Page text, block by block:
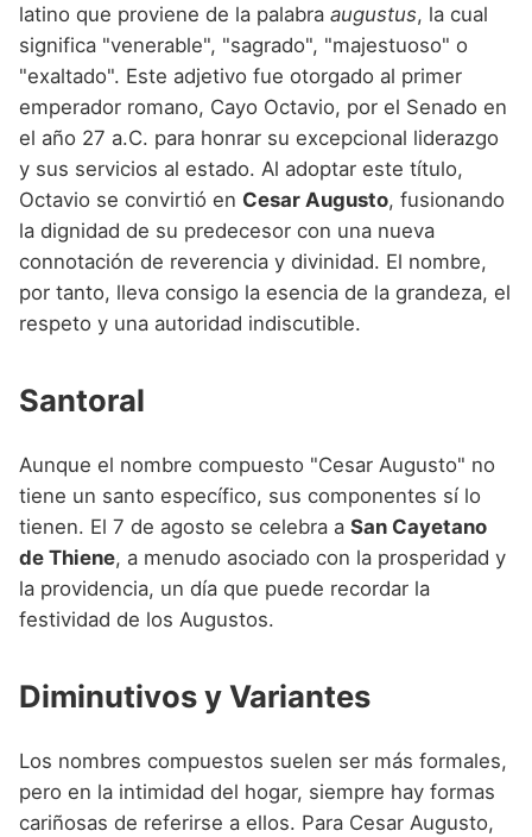
latino que proviene de la palabra augustus, la cual
significa "venerable", "sagrado", "majestuoso" o
"exaltado". Este adjetivo fue otorgado al primer
emperador romano, Cayo Octavio, por el Senado en
el año 27 a.C. para honrar su excepcional liderazgo
y sus servicios al estado. Al adoptar este título,
Octavio se convirtió en Cesar Augusto, fusionando
la dignidad de su predecesor con una nueva
connotación de reverencia y divinidad. El nombre,
por tanto, lleva consigo la esencia de la grandeza, el
respeto y una autoridad indiscutible.
Santoral
Aunque el nombre compuesto "Cesar Augusto" no
tiene un santo específico, sus componentes sí lo
tienen. El 7 de agosto se celebra a San Cayetano
de Thiene, a menudo asociado con la prosperidad y
la providencia, un día que puede recordar la
festividad de los Augustos.
Diminutivos y Variantes
Los nombres compuestos suelen ser más formales,
pero en la intimidad del hogar, siempre hay formas
cariñosas de referirse a ellos. Para Cesar Augusto,